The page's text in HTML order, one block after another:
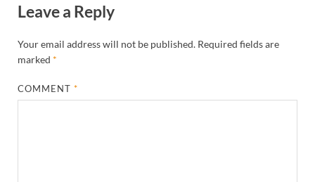
Leave a Reply
Your email address will not be published. Required fields are
marked *
COMMENT*